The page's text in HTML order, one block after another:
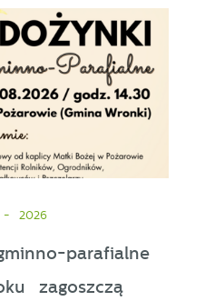
2026
parafialne
zagoszczą